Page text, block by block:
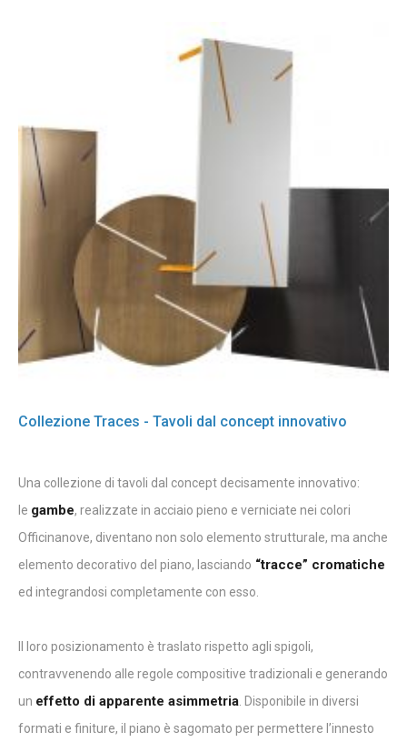
Collezione Traces - Tavoli dal concept innovativo
Una collezione di tavoli dal concept decisamente innovativo:
le gambe, realizzate in acciaio pieno e verniciate nei colori
Officinanove, diventano non solo elemento strutturale, ma anche
elemento decorativo del piano, lasciando “tracce” cromatiche
ed integrandosi completamente con esso.
Il loro posizionamento è traslato rispetto agli spigoli,
contravvenendo alle regole compositive tradizionali e generando
un effetto di apparente asimmetria. Disponibile in diversi
formati e finiture, il piano è sagomato per permettere l’innesto